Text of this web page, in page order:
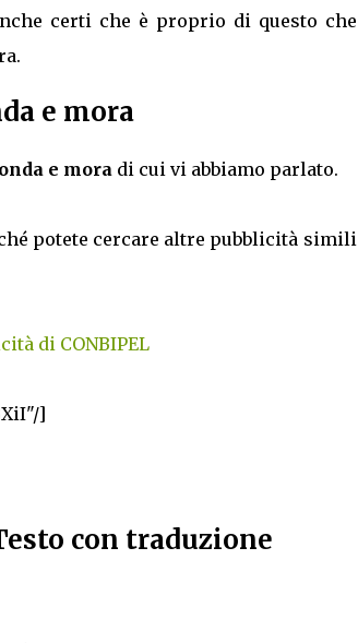
certi che è proprio di questo che
e mora
e mora di cui vi abbiamo parlato.
potete cercare altre pubblicità simili
di CONBIPEL
]
con traduzione